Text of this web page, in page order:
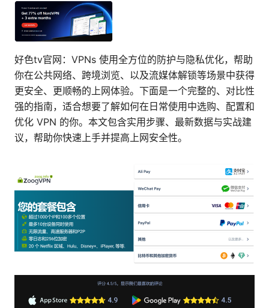
好色tv官网：VPNs 使用全方位的防护与隐私优化，帮助
你在公共网络、跨境浏览、以及流媒体解锁等场景中获得
更安全、更顺畅的上网体验。下面是一个完整的、对比性
强的指南，适合想要了解如何在日常使用中选购、配置和
优化 VPN 的你。本文包含实用步骤、最新数据与实战建
议，帮助你快速上手并提高上网安全性。